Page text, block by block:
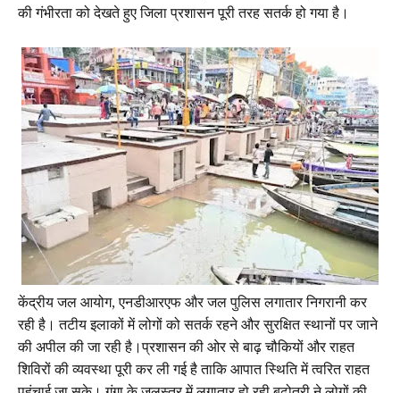
की गंभीरता को देखते हुए जिला प्रशासन पूरी तरह सतर्क हो गया है।
केंद्रीय जल आयोग, एनडीआरएफ और जल पुलिस लगातार निगरानी कर
रही है। तटीय इलाकों में लोगों को सतर्क रहने और सुरक्षित स्थानों पर जाने
की अपील की जा रही है।प्रशासन की ओर से बाढ़ चौकियों और राहत
शिविरों की व्यवस्था पूरी कर ली गई है ताकि आपात स्थिति में त्वरित राहत